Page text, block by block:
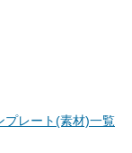
プレート(素材)一覧